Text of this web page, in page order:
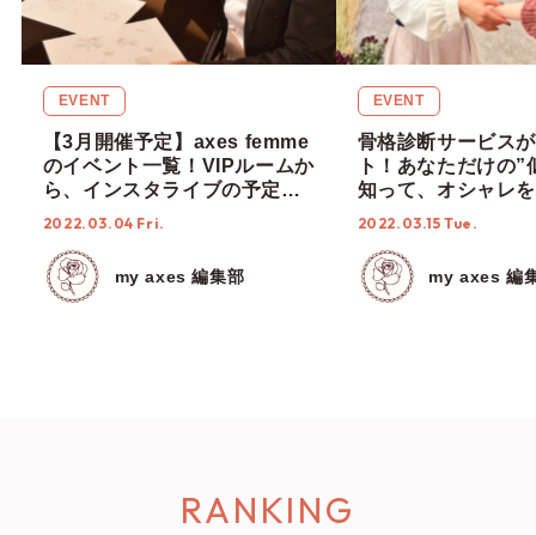
EVENT
【3月開催予定】axes femme
のイベント一覧！VIPルームか
ら、インスタライブの予定ま
でご紹介！
2022.03.04 Fri.
my axes 編集部
EVENT
骨格診断サービス
ト！あなただけの”
知って、オシャレ
♡
2022.03.15 Tue.
my axes 編
RANKING